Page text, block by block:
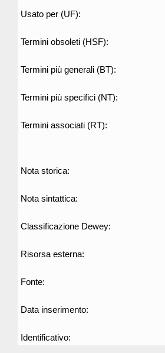
Usato per (UF):
Termini obsoleti (HSF):
Termini più generali (BT):
Termini più specifici (NT):
Termini associati (RT):
Nota storica:
Nota sintattica:
Classificazione Dewey:
Risorsa esterna:
Fonte:
Data inserimento:
Identificativo: